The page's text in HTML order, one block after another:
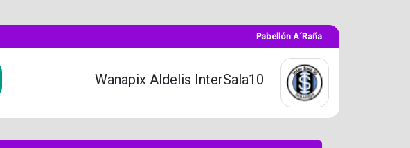
Pabellón A´Raña
Wanapix Aldelis InterSala10